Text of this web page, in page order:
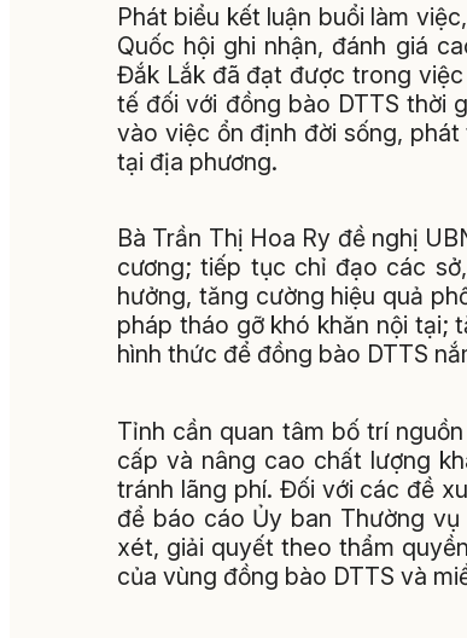
Phát biểu kết luận buổi làm
Quốc hội ghi nhận, đánh giá
Đắk Lắk đã đạt được trong
tế đối với đồng bào DTTS thời
vào việc ổn định đời sống,
tại địa phương.
Bà Trần Thị Hoa Ry đề nghị
cương; tiếp tục chỉ đạo các
hưởng, tăng cường hiệu quả
pháp tháo gỡ khó khăn nội tại;
hình thức để đồng bào DTTS
Tỉnh cần quan tâm bố trí
cấp và nâng cao chất lượng
tránh lãng phí. Đối với các đề
để báo cáo Ủy ban Thường
xét, giải quyết theo thẩm
của vùng đồng bào DTTS và